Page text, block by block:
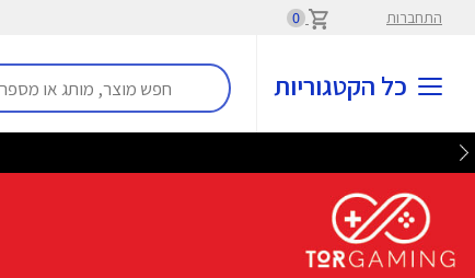
התחברות 0
כל הקטגוריות